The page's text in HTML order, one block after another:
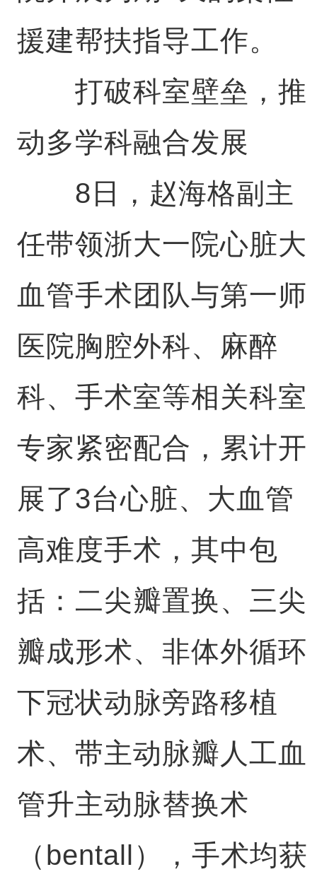
援建帮扶指导工作。
打破科室壁垒，推
动多学科融合发展
8日，赵海格副主
任带领浙大一院心脏大
血管手术团队与第一师
医院胸腔外科、麻醉
科、手术室等相关科室
专家紧密配合，累计开
展了3台心脏、大血管
高难度手术，其中包
括：二尖瓣置换、三尖
瓣成形术、非体外循环
下冠状动脉旁路移植
术、带主动脉瓣人工血
管升主动脉替换术
（bentall），手术均获